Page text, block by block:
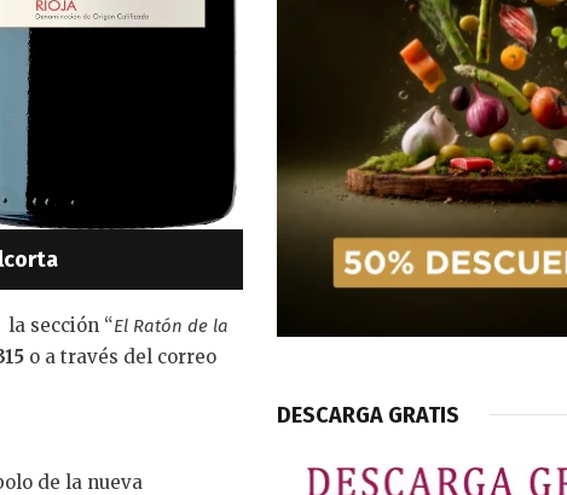
sección “El Ratón de la
o a través del correo
de la nueva
DESCARGA GRATIS